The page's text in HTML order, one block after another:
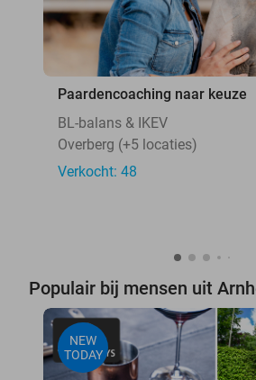
Paardencoaching naar keuze
BL-balans & IKEV
Overberg (+5 locaties)
Verkocht: 48
Populair bij mensen uit
NEW
TODAY